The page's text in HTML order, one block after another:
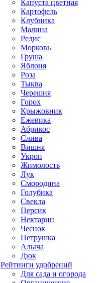
Капуста цветная
Картофель
Клубника
Малина
Редис
Морковь
Груша
Яблоня
Роза
Тыква
Черешня
Горох
Крыжовник
Ежевика
Абрикос
Слива
Вишня
Укроп
Жимолость
Лук
Смородина
Голубика
Свекла
Персик
Нектарин
Чеснок
Петрушка
Алыча
Дюк
Рейтинги удобрений
Для сада и огорода